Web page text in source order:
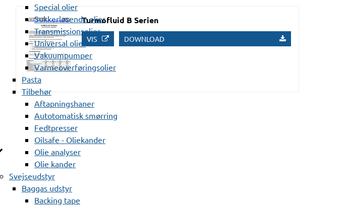
Special olier
Sukkerløsende olier
Transmissionsolier
Universal olier
Vakuumpumper
Varmeoverføringsolier
Pasta
Tilbehør
Aftapningshaner
Autotomatisk smørring
Fedtpresser
Oilsafe - Oliekander
Olie analyser
Olie kander
Svejseudstyr
Baggas udstyr
Backing tape
Turmofluid B Serien
VIS DOWNLOAD